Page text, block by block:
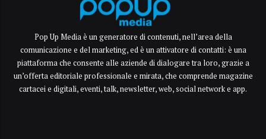
Pop Up Media è un generatore di contenuti, nell’area della
comunicazione e del marketing, ed è un attivatore di contatti: è una
piattaforma che consente alle aziende di dialogare tra loro, grazie a
un’offerta editoriale professionale e mirata, che comprende magazine
cartacei e digitali, eventi, talk, newsletter, web, social network e app.